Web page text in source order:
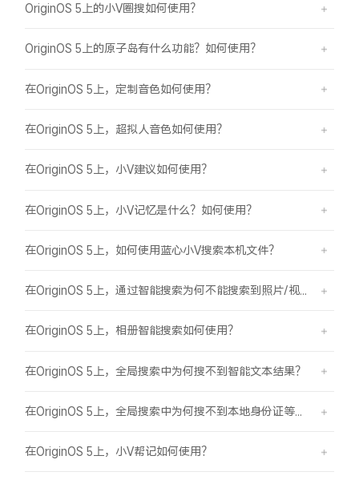
OriginOS 5上的小V圈搜如何使用？
OriginOS 5上的原子岛有什么功能？如何使用？
在OriginOS 5上，定制音色如何使用？
在OriginOS 5上，超拟人音色如何使用？
在OriginOS 5上，小V建议如何使用？
在OriginOS 5上，小V记忆是什么？如何使用？
在OriginOS 5上，如何使用蓝心小V搜索本机文件？
在OriginOS 5上，相册智能搜索如何使用？
在OriginOS 5上，全局搜索中为何搜不到智能文本结果？
在OriginOS 5上，小V帮记如何使用？